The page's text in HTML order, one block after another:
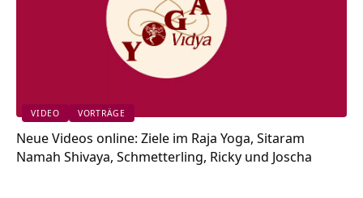
VIDEO VORTRÄGE
Neue Videos online: Ziele im Raja Yoga, Sitaram
Namah Shivaya, Schmetterling, Ricky und Joscha